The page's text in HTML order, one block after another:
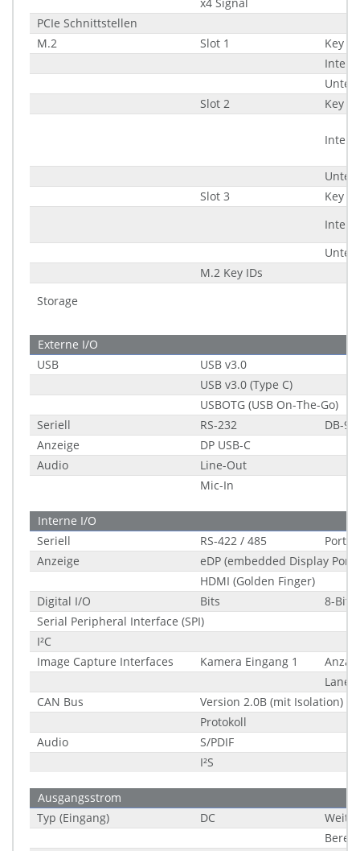
PCIe Schnittstellen
M.2
Slot 1
Key ID
Slot 2
Key ID
Slot 3
Key ID
M.2 Key IDs
Storage
Externe I/O
USB
USB v3.0
USB v3.0 (Type C)
USBOTG (USB On-The-Go)
Seriell
RS-232
DB-9
Anzeige
DP USB-C
Audio
Line-Out
Mic-In
Interne I/O
Seriell
RS-422 / 485
Ports
Anzeige
eDP (embedded Display Port)
HDMI (Golden Finger)
Digital I/O
Bits
8-Bit
Serial Peripheral Interface (SPI)
I²C
Image Capture Interfaces
Kamera Eingang 1
Lanes
CAN Bus
Version 2.0B (mit Isolation)
Protokoll
Audio
S/PDIF
I²S
Ausgangsstrom
Typ (Eingang)
DC